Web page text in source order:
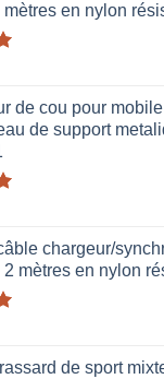
en nylon
de cou pour
de support
chargeur/
mètres en nylon
de sport